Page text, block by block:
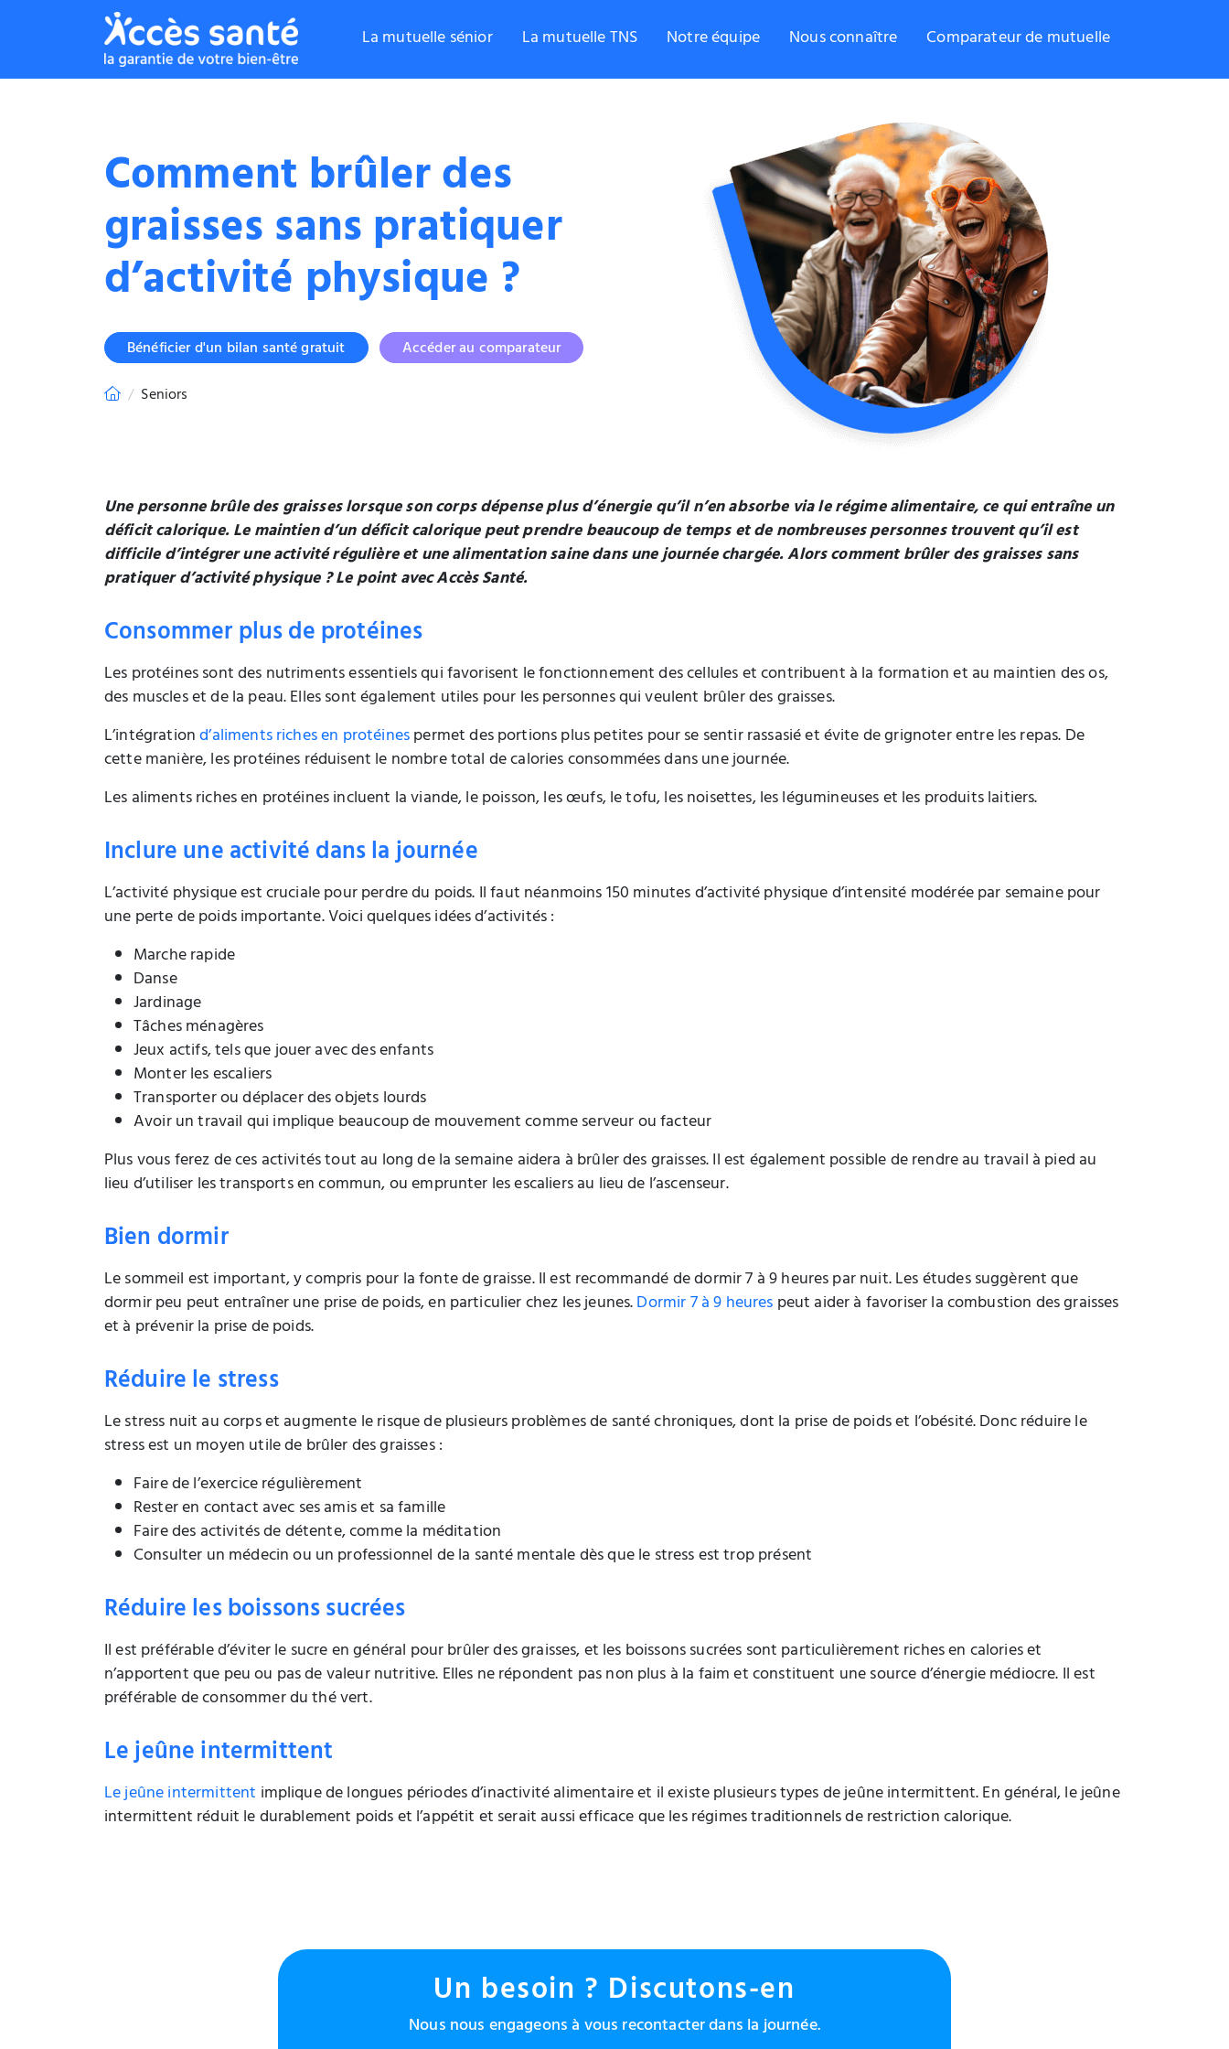
La mutuelle sénior La mutuelle TNS Notre équipe Nous connaître Comparateur de mutuelle
Comment brûler des
graisses sans pratiquer
d’activité physique ?
Bénéficier d'un bilan santé gratuit
Accéder au comparateur
Seniors
Une personne brûle des graisses lorsque son corps dépense plus d’énergie qu’il n’en absorbe via le régime alimentaire, ce qui entraîne un
déficit calorique. Le maintien d’un déficit calorique peut prendre beaucoup de temps et de nombreuses personnes trouvent qu’il est
difficile d’intégrer une activité régulière et une alimentation saine dans une journée chargée. Alors comment brûler des graisses sans
pratiquer d’activité physique ? Le point avec Accès Santé.
Consommer plus de protéines
Les protéines sont des nutriments essentiels qui favorisent le fonctionnement des cellules et contribuent à la formation et au maintien des os,
des muscles et de la peau. Elles sont également utiles pour les personnes qui veulent brûler des graisses.
L’intégrationd’aliments riches en protéinespermet des portions plus petites pour se sentir rassasié et évite de grignoter entre les repas. De
cette manière, les protéines réduisent le nombre total de calories consommées dans une journée.
Les aliments riches en protéines incluent la viande, le poisson, les œufs, le tofu, les noisettes, les légumineuses et les produits laitiers.
Inclure une activité dans la journée
L’activité physique est cruciale pour perdre du poids. Il faut néanmoins 150 minutes d’activité physique d’intensité modérée par semaine pour
une perte de poids importante. Voici quelques idées d’activités :
Marche rapide
Danse
Jardinage
Tâches ménagères
Jeux actifs, tels que jouer avec des enfants
Monter les escaliers
Transporter ou déplacer des objets lourds
Avoir un travail qui implique beaucoup de mouvement comme serveur ou facteur
Plus vous ferez de ces activités tout au long de la semaine aidera à brûler des graisses. Il est également possible de rendre au travail à pied au
lieu d’utiliser les transports en commun, ou emprunter les escaliers au lieu de l’ascenseur.
Bien dormir
Le sommeil est important, y compris pour la fonte de graisse. Il est recommandé de dormir 7 à 9 heures par nuit. Les études suggèrent que
dormir peu peut entraîner une prise de poids, en particulier chez les jeunes.Dormir 7 à 9 heurespeut aider à favoriser la combustion des graisses
et à prévenir la prise de poids.
Réduire le stress
Le stress nuit au corps et augmente le risque de plusieurs problèmes de santé chroniques, dont la prise de poids et l’obésité. Donc réduire le
stress est un moyen utile de brûler des graisses :
Faire de l’exercice régulièrement
Rester en contact avec ses amis et sa famille
Faire des activités de détente, comme la méditation
Consulter un médecin ou un professionnel de la santé mentale dès que le stress est trop présent
Réduire les boissons sucrées
Il est préférable d’éviter le sucre en général pour brûler des graisses, et les boissons sucrées sont particulièrement riches en calories et
n’apportent que peu ou pas de valeur nutritive. Elles ne répondent pas non plus à la faim et constituent une source d’énergie médiocre. Il est
préférable de consommer du thé vert.
Le jeûne intermittent
Le jeûne intermittent implique de longues périodes d’inactivité alimentaire et il existe plusieurs types de jeûne intermittent. En général, le jeûne
intermittent réduit le durablement poids et l’appétit et serait aussi efficace que les régimes traditionnels de restriction calorique.
Un besoin ? Discutons-en
Nous nous engageons à vous recontacter dans la journée.